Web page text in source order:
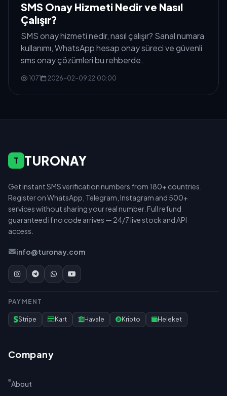
SMS Onay Hizmeti Nedir ve Nasıl
Çalışır?
SMS onay hizmeti nedir, nasıl çalışır? Sanal numara
kullanımı, WhatsApp hesap onay süreci ve güvenli
sms onay çözümleri bu rehberde.
1071 2026-02-09 22:00:00
T TURONAY
Get instant SMS verification numbers from 180+ countries.
Register on WhatsApp, Telegram, Instagram and 500+
services without sharing your real number. Full refund
guaranteed if no code arrives — 24/7 live stock and API
access.
info@turonay.com
PAYMENT
Stripe Kart Havale Kripto Heleket
Company
About